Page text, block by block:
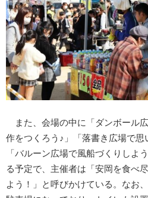
また、会場の中に「ダンボール
作をつくろう♪」「落書き広場で思
「バルーン広場で風船づくりしよ
る予定で、主催者は「安岡を食べ
よう！」と呼びかけている。なお